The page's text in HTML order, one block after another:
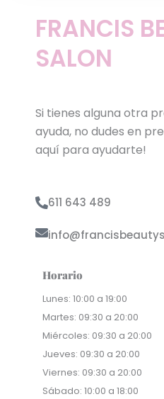
FRANCIS
SALON
Si tienes alguna otra
ayuda, no dudes en
aquí para ayudarte!
611 643 489
Horario
Lunes: 10:00 a 19:00
Martes: 09:30 a 20:00
Miércoles: 09:30 a 20:00
Jueves: 09:30 a 20:00
Viernes: 09:30 a 20:00
Sábado: 10:00 a 18:00